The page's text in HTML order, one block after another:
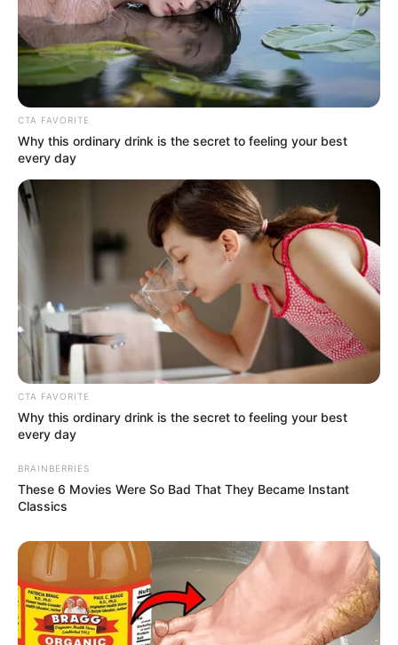
Pelanggan Ini Bikin Auto
Merinding
CTA FAVORITE
Why this ordinary drink is the secret to feeling your best
every day
CTA FAVORITE
Why this ordinary drink is the secret to feeling your best
every day
BRAINBERRIES
These 6 Movies Were So Bad That They Became Instant
Classics